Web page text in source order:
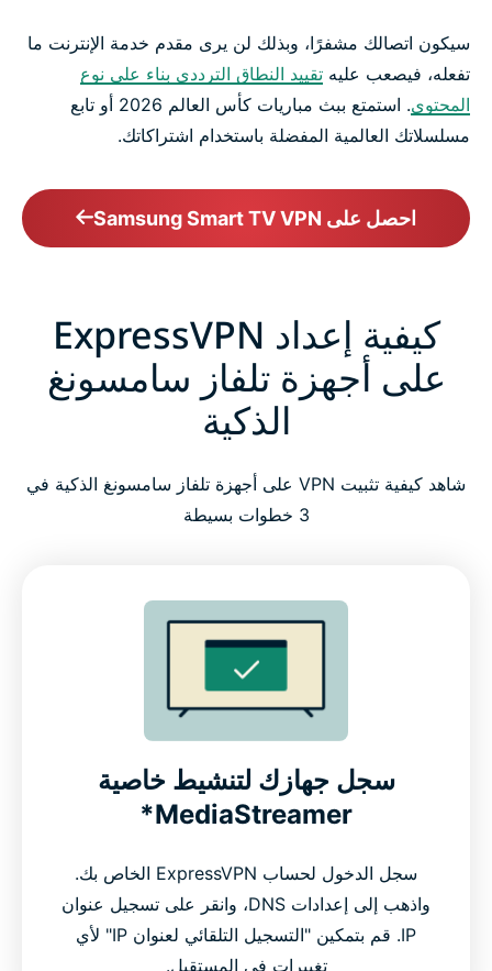
سيكون اتصالك مشفرًا، وبذلك لن يرى مقدم خدمة الإنترنت ما
تفعله، فيصعب عليه تقييد النطاق الترددي بناء على نوع
المحتوى
. استمتع ببث مباريات كأس العالم 2026 أو تابع
مسلسلاتك العالمية المفضلة باستخدام اشتراكاتك.
احصل على Samsung Smart TV VPN
كيفية إعداد ExpressVPN
على أجهزة تلفاز سامسونغ
الذكية
شاهد كيفية تثبيت VPN على أجهزة تلفاز سامسونغ الذكية في
3 خطوات بسيطة
سجل جهازك لتنشيط خاصية
MediaStreamer*
سجل الدخول لحساب ExpressVPN الخاص بك.
واذهب إلى إعدادات DNS، وانقر على تسجيل عنوان
IP. قم بتمكين "التسجيل التلقائي لعنوان IP" لأي
تغييرات في المستقبل.